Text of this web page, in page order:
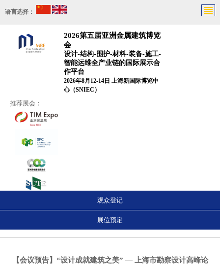
语言选择：
2026第五届亚洲金属建筑博览
会
设计-结构-围护-材料-装备-施工-
智能运维全产业链的国际展示合
作平台
2026年8月12-14日 上海新国际博览中
心（SNIEC）
推荐展会：
观众登记
展位预定
【会议预告】“设计成就建筑之美” — 上海市勘察设计高峰论